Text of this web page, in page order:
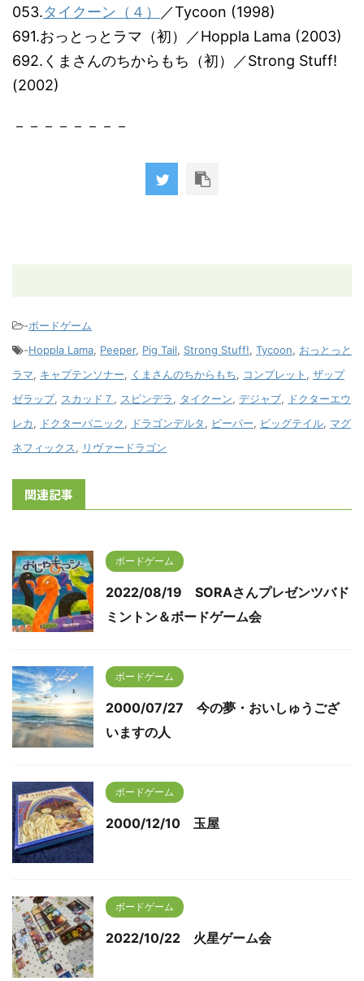
053.タイクーン（４）
／Tycoon (1998)
691.おっとっとラマ（初）／Hoppla Lama (2003)
692.くまさんのちからもち（初）／Strong Stuff!
(2002)
－－－－－－－－
-ボードゲーム
-Hoppla Lama, Peeper, Pig Tail, Strong Stuff!, Tycoon, おっとっと
ラマ, キャプテンソナー, くまさんのちからもち, コンプレット , ザップ
ゼラップ, スカッド７ , スピンデラ, タイクーン, デジャブ, ドクターエウ
レカ, ドクターパニック, ドラゴンデルタ, ピーパー, ピッグテイル, マグ
ネフィックス, リヴァードラゴン
関連記事
ボードゲーム
2022/08/19 SORAさんプレゼンツバド
ミントン＆ボードゲーム会
ボードゲーム
2000/07/27 今の夢・おいしゅうござ
いますの人
ボードゲーム
2000/12/10 玉屋
ボードゲーム
2022/10/22 火星ゲーム会